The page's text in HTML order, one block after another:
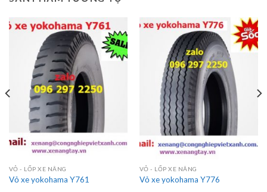
VỎ - LỐP XE NÂNG
Vỏ xe yokohama Y761
VỎ - LỐP XE NÂNG
Vỏ xe yokohama Y776